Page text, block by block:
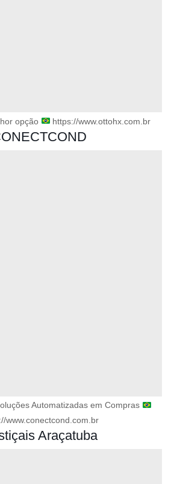
opção https://www.ottohx.com.br
Automatizadas em Compras
www.conectcond.com.br
Araçatuba